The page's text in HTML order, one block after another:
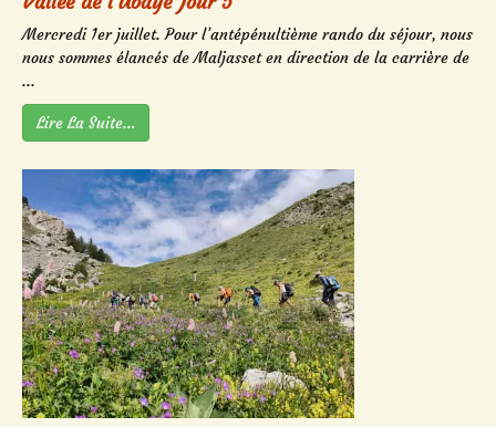
Mercredi 1er juillet. Pour l’antépénultième rando du séjour, nous
nous sommes élancés de Maljasset en direction de la carrière de
...
Lire La Suite…